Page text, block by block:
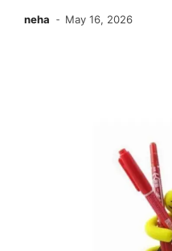
neha May 16, 2026